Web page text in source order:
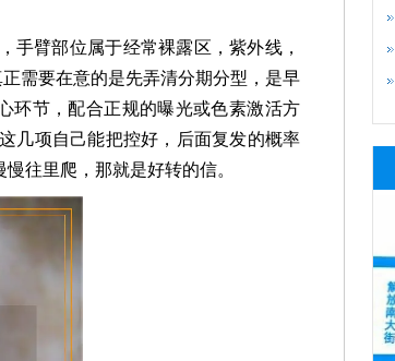
手臂部位属于经常裸露区，紫外线，
需要在意的是先弄清分期分型，是早
环节，配合正规的曝光或色素激活方
几项自己能把控好，后面复发的概率
往里爬，那就是好转的信。